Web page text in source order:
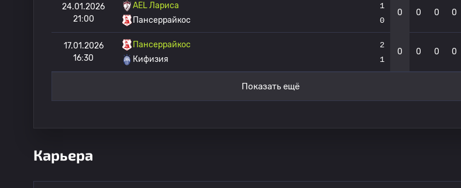
24.01.2026
21:00
AEL Лариса
Пансеррайкос
1
0
0 0 0 0
17.01.2026
16:30
Пансеррайкос
Кифизия
2
1
0 0 0 0
Показать ещё
Карьера